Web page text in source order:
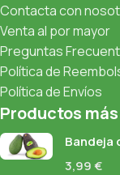
Contacta con
Venta al por mayor
Preguntas
Política de
Política de Envíos
Productos
Bandeja
3,99€